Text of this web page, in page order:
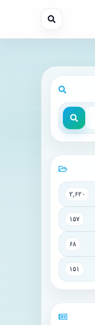
۲,۶۲۰
۱۵۷
۶۸
۱۵۱